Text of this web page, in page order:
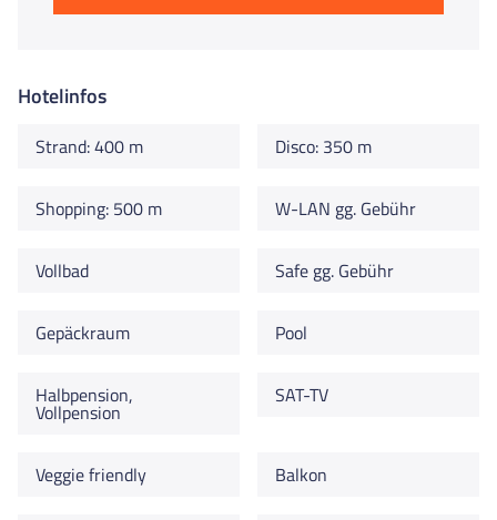
Hotelinfos
Strand: 400 m Disco: 350 m
Shopping: 500 m W-LAN gg. Gebühr
Vollbad Safe gg. Gebühr
Gepäckraum Pool
Halbpension,
Vollpension
SAT-TV
Veggie friendly Balkon